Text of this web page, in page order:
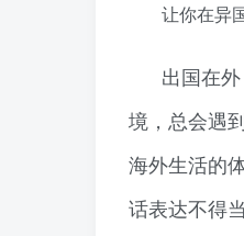
让你在异
出国在
境，总会遇
海外生活的
话表达不得